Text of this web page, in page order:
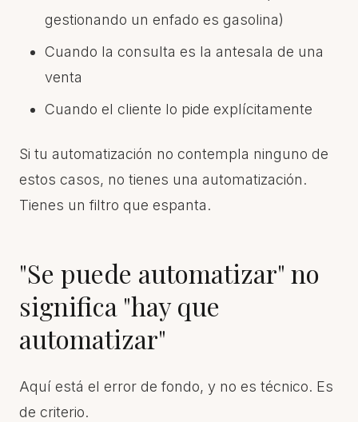
gestionando un enfado es gasolina)
Cuando la consulta es la antesala de una
venta
Cuando el cliente lo pide explícitamente
Si tu automatización no contempla ninguno de
estos casos, no tienes una automatización.
Tienes un filtro que espanta.
"Se puede automatizar" no
significa "hay que
automatizar"
Aquí está el error de fondo, y no es técnico. Es
de criterio.